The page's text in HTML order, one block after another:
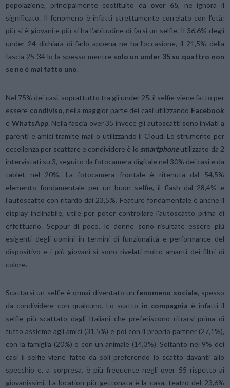
popolazione, principalmente costituito da over 65, ne ignora il
significato. Il fenomeno è infatti strettamente correlato con l’età:
più si è giovani e più si ha l’abitudine di farsi un selfie. Il 36,6% degli
under 24 dichiara di farlo appena ne ha l’occasione, il 21,5% della
fascia 25-34 lo fa spesso mentre solo un under 35 su quattro non
se ne è mai fatto uno.
Nel 75% dei casi, soprattutto tra gli under 25, il selfie viene fatto per
essere condiviso, nella maggior parte dei casi utilizzando Facebook
e WhatsApp. Nella fascia over 35 invece gli autoscatti sono inviati a
parenti e amici tramite mail o utilizzando il Cloud. Lo strumento per
eccellenza per scattare e condividere è lo smartphoneutilizzato da 2
intervistati su 3, seguito da fotocamera digitale nel 30% dei casi e da
tablet nel 20%. La fotocamera frontale è ritenuta dal 54,5%
elemento fondamentale per un buon selfie, il flash dal 28,4% e
l’autoscatto con ritardo dal 23,5%. Feature fondamentale è anche il
display inclinabile, utile per poter controllare l’autoscatto prima di
effettuarlo. Seppur di poco, le donne sono risultate essere più
esigenti degli uomini in termini di funzionalità e performance del
dispositivo e i più giovani si sono rivelati molto amanti dei filtri di
colore.
Scattarsi un selfie è ormai diventato unfenomeno sociale, spesso
da condividere con qualcuno. Lo scatto in compagnia è infatti il
selfie più scattato dagli Italiani che preferiscono ritrarsi prima di
tutto assieme agli amici (31,5%) e poi con il proprio partner (27,1%),
con la famiglia (20%) o con un animale (14,3%). Soltanto nel 9% dei
casi il selfie viene fatto da soli preferendo lo scatto davanti allo
specchio e, a sorpresa, è più frequente negli over 55 rispetto ai
giovanissimi. La location più gettonata è la casa, teatro del 23,6%